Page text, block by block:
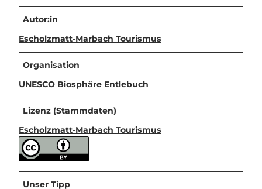
Autor:in
Escholzmatt-Marbach Tourismus
Organisation
UNESCO Biosphäre Entlebuch
Lizenz (Stammdaten)
Escholzmatt-Marbach Tourismus
Unser Tipp